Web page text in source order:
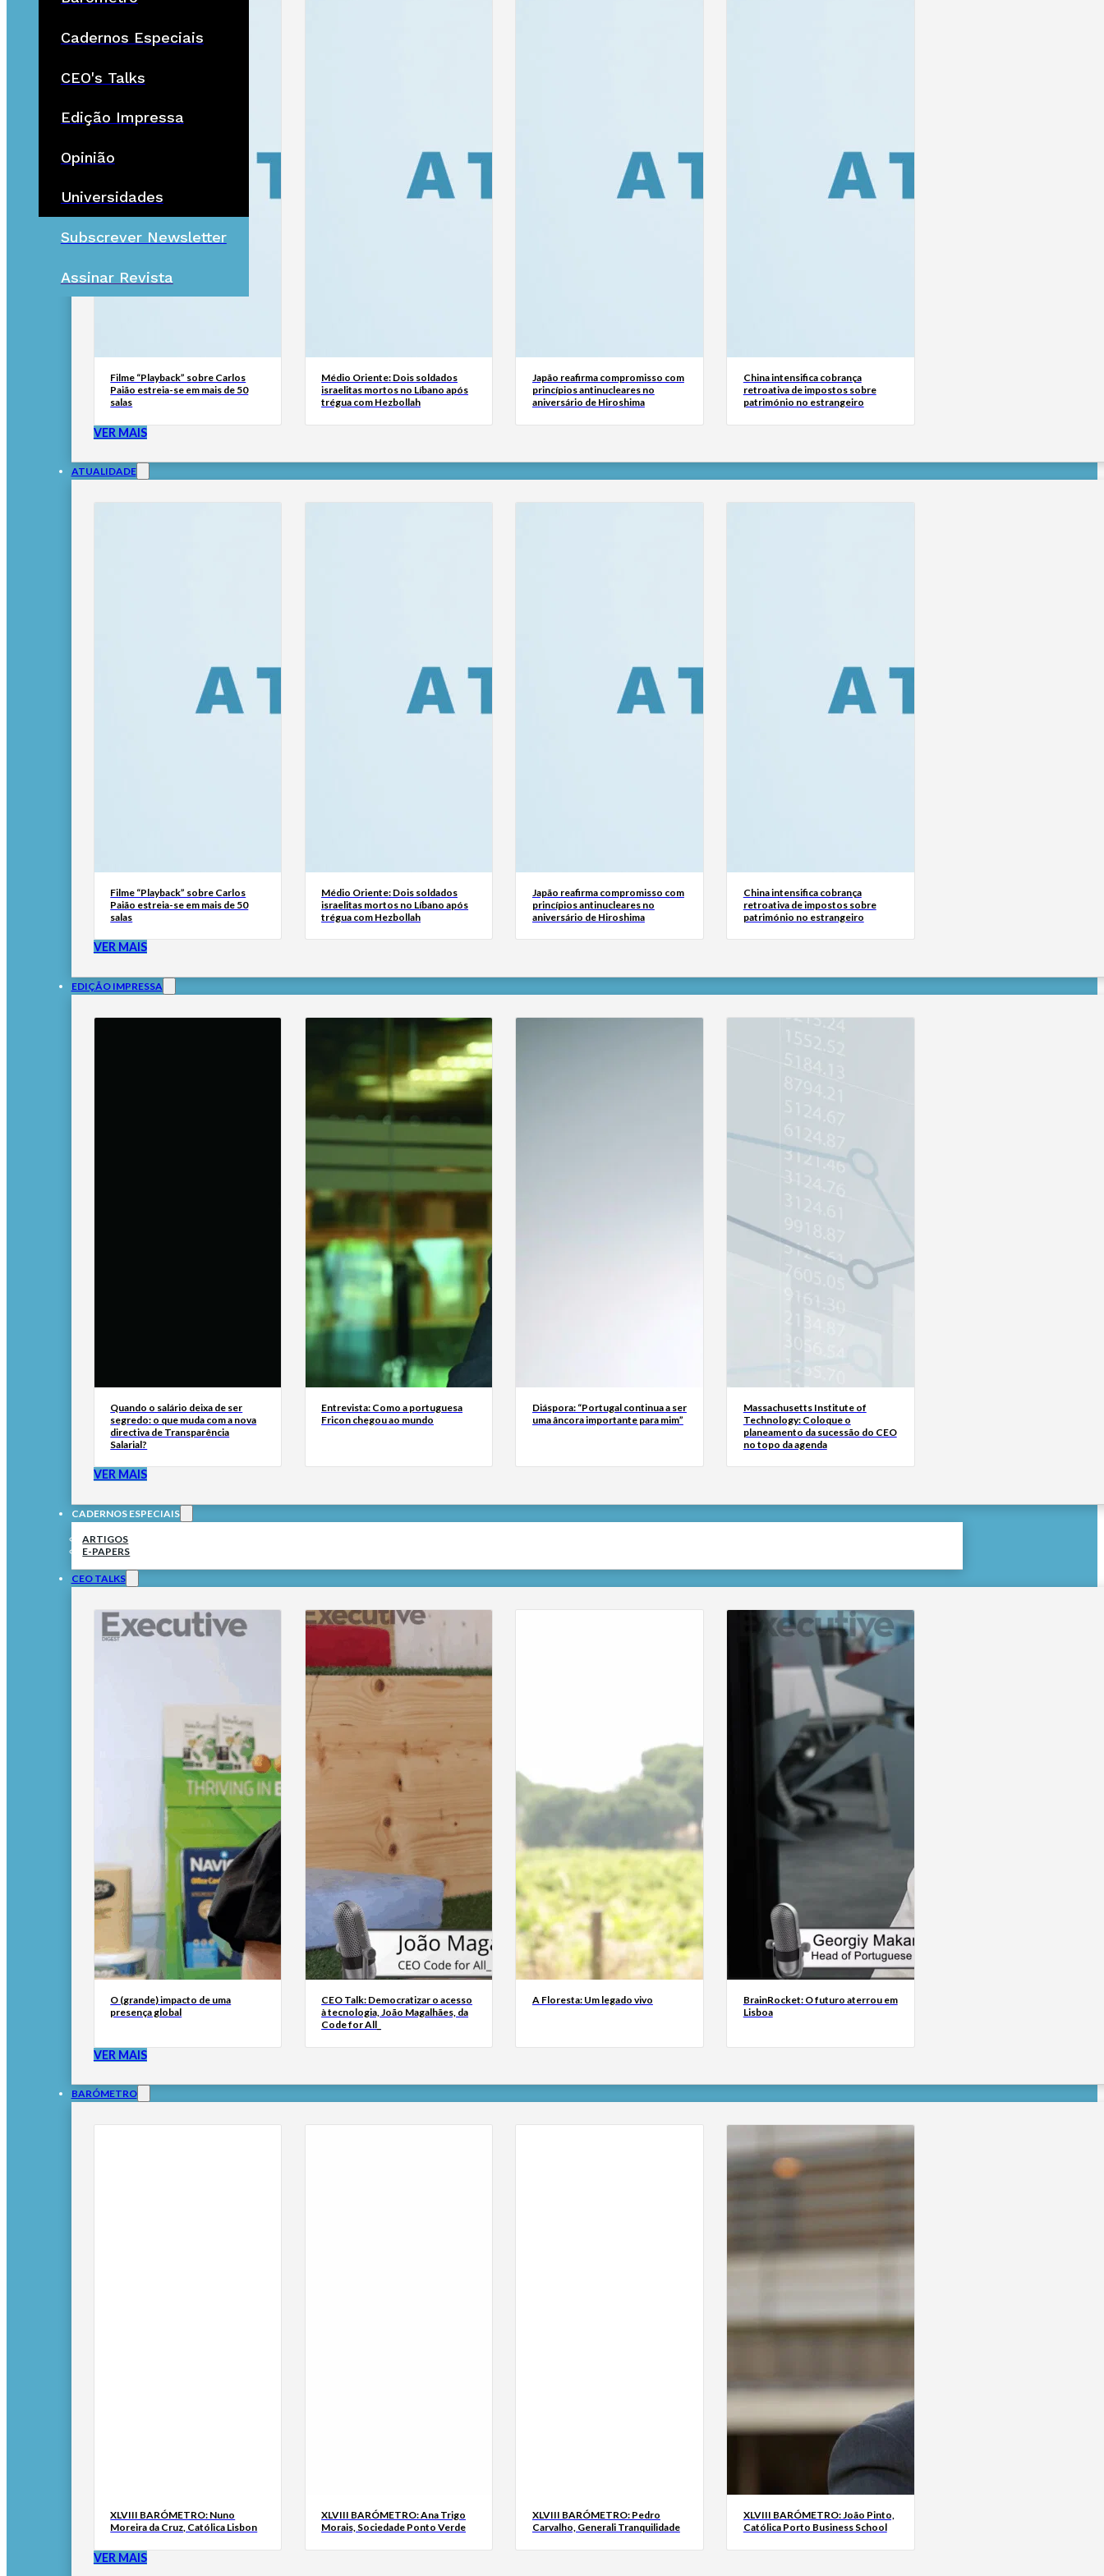
Cadernos Especiais
CEO's Talks
Edição Impressa
Opinião
Universidades
Subscrever Newsletter
Assinar Revista
Filme “Playback” sobre Carlos
Paião estreia-se em mais de 50
salas
Médio Oriente: Dois soldados
israelitas mortos no Líbano após
trégua com Hezbollah
Japão reafirma compromisso com
princípios antinucleares no
aniversário de Hiroshima
China intensifica cobrança
retroativa de impostos sobre
património no estrangeiro
VER MAIS
ATUALIDADE
Filme “Playback” sobre Carlos
Paião estreia-se em mais de 50
salas
Médio Oriente: Dois soldados
israelitas mortos no Líbano após
trégua com Hezbollah
Japão reafirma compromisso com
princípios antinucleares no
aniversário de Hiroshima
China intensifica cobrança
retroativa de impostos sobre
património no estrangeiro
VER MAIS
EDIÇÃO IMPRESSA
Quando o salário deixa de ser
segredo: o que muda com a nova
directiva de Transparência
Salarial?
Entrevista: Como a portuguesa
Fricon chegou ao mundo
Diáspora: “Portugal continua a ser
uma âncora importante para mim”
Massachusetts Institute of
Technology: Coloque o
planeamento da sucessão do CEO
no topo da agenda
VER MAIS
CADERNOS ESPECIAIS
ARTIGOS
E-PAPERS
CEO TALKS
O (grande) impacto de uma
presença global
CEO Talk: Democratizar o acesso
à tecnologia, João Magalhães, da
Code for All_
A Floresta: Um legado vivo
BrainRocket: O futuro aterrou em
Lisboa
VER MAIS
BARÓMETRO
XLVIII BARÓMETRO: Nuno
Moreira da Cruz, Católica Lisbon
XLVIII BARÓMETRO: Ana Trigo
Morais, Sociedade Ponto Verde
XLVIII BARÓMETRO: Pedro
Carvalho, Generali Tranquilidade
XLVIII BARÓMETRO: João Pinto,
Católica Porto Business School
VER MAIS